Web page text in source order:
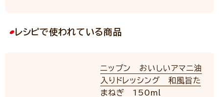
レシピで使われている商品
ニップン おいしいアマニ油
入りドレッシング 和風旨た
まねぎ 150ml